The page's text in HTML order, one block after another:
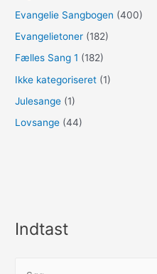
Evangelie Sangbogen (400)
Evangelietoner (182)
Fælles Sang 1 (182)
Ikke kategoriseret (1)
Julesange (1)
Lovsange (44)
Indtast